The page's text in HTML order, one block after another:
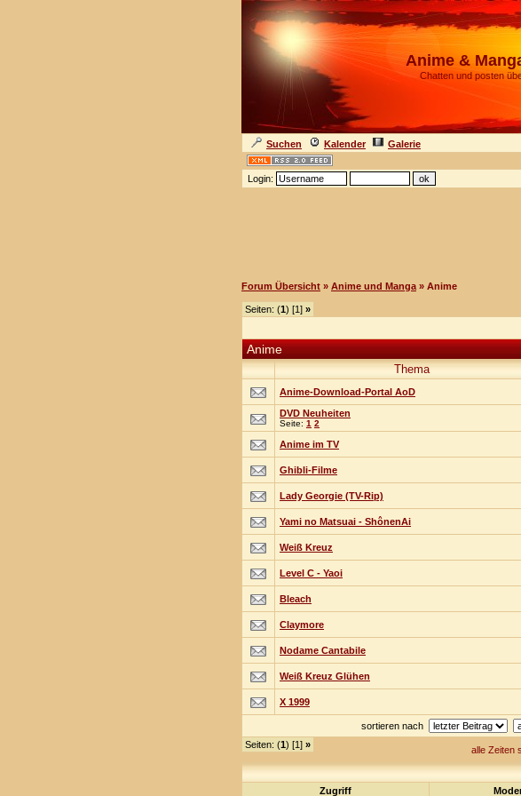
Anime &
Chatten und posten
Suchen Kalender Galerie
Login:
Forum Übersicht » Anime und Manga » Anime
Seiten: (1) [1] »
Anime
Thema
Anime-Download-Portal AoD
DVD Neuheiten
Seite: 1 2
Anime im TV
Ghibli-Filme
Lady Georgie (TV-Rip)
Yami no Matsuai - ShônenAi
Weiß Kreuz
Level C - Yaoi
Bleach
Claymore
Nodame Cantabile
Weiß Kreuz Glühen
X 1999
sortieren nach
Seiten: (1) [1] » alle Zeiten
Zugriff